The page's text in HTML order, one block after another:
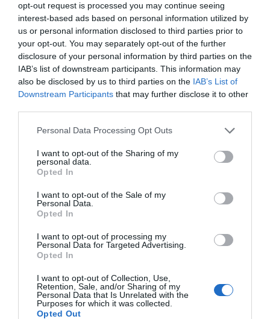
opt-out request is processed you may continue seeing
interest-based ads based on personal information utilized by
us or personal information disclosed to third parties prior to
your opt-out. You may separately opt-out of the further
disclosure of your personal information by third parties on the
IAB’s list of downstream participants. This information may
also be disclosed by us to third parties on the IAB’s List of
Downstream Participants that may further disclose it to other
Personal Data Processing Opt Outs
I want to opt-out of the Sharing of my
personal data.
Opted In
I want to opt-out of the Sale of my
Personal Data.
Opted In
I want to opt-out of processing my
Personal Data for Targeted Advertising.
Opted In
I want to opt-out of Collection, Use,
Retention, Sale, and/or Sharing of my
Personal Data that Is Unrelated with the
Purposes for which it was collected.
Opted Out